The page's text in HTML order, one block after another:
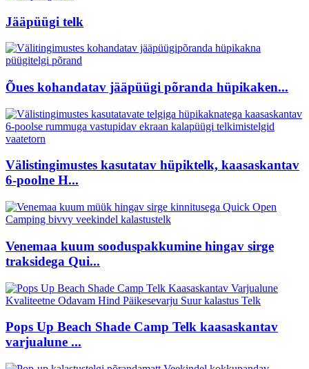
Jääpüügi telk
Õues kohandatav jääpüügi põranda hüpikaken...
Välistingimustes kasutatav hüpiktelk, kaasaskantav
6-poolne H...
Venemaa kuum sooduspakkumine hingav sirge
traksidega Qui...
Pops Up Beach Shade Camp Telk kaasaskantav
varjualune ...